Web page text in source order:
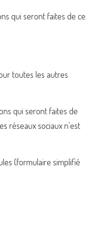
qui seront faites de ce
toutes les autres
qui seront faites de
réseaux sociaux n'est
(formulaire simplifié